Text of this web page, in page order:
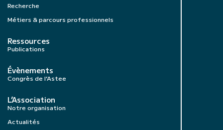
Recherche
Métiers & parcours professionnels
Ressources
Publications
Évènements
Congrès de l’Astee
L’Association
Notre organisation
Actualités